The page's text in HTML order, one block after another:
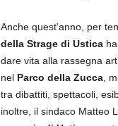
Anche quest’anno, per
della Strage di Usticaha
dare vita alla rassegna
nel Parco della Zucca,
tra dibattiti, spettacoli,
inoltre, il sindaco Matteo